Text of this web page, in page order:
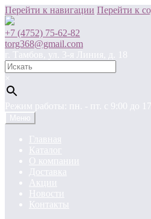
Перейти к навигации Перейти к
+7 (4752) 75-62-82
torg368@gmail.com
г. Тамбов, ул. 3-я Линия, д. 18
×
Режим работы: пн. - пт. c 9:00 до
Меню
Главная
Каталог
О компании
Доставка
Акции
Новости
Контакты